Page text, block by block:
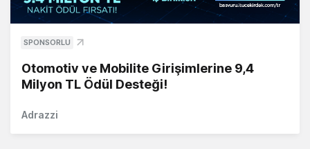
SPONSORLU
Otomotiv ve Mobilite Girişimlerine 9,4
Milyon TL Ödül Desteği!
Adrazzi